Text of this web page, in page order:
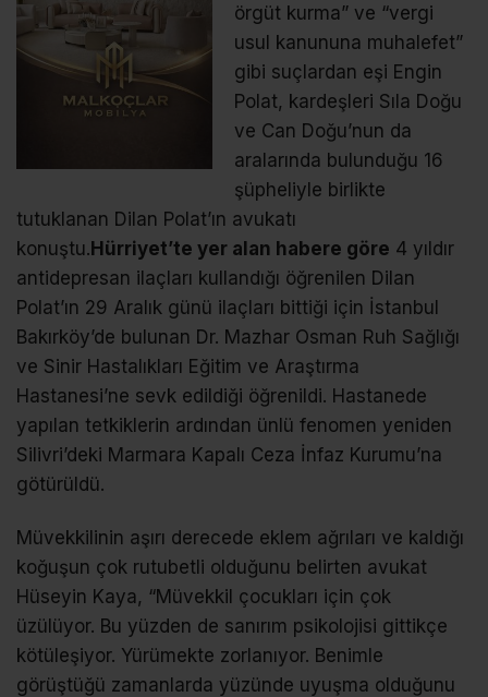
örgüt kurma” ve “vergi
usul kanununa muhalefet”
gibi suçlardan eşi Engin
Polat, kardeşleri Sıla Doğu
ve Can Doğu’nun da
aralarında bulunduğu 16
şüpheliyle birlikte
tutuklanan Dilan Polat’ın avukatı
konuştu.Hürriyet’te yer alan habere göre 4 yıldır
antidepresan ilaçları kullandığı öğrenilen Dilan
Polat’ın 29 Aralık günü ilaçları bittiği için İstanbul
Bakırköy’de bulunan Dr. Mazhar Osman Ruh Sağlığı
ve Sinir Hastalıkları Eğitim ve Araştırma
Hastanesi’ne sevk edildiği öğrenildi. Hastanede
yapılan tetkiklerin ardından ünlü fenomen yeniden
Silivri’deki Marmara Kapalı Ceza İnfaz Kurumu’na
götürüldü.
Müvekkilinin aşırı derecede eklem ağrıları ve kaldığı
koğuşun çok rutubetli olduğunu belirten avukat
Hüseyin Kaya, “Müvekkil çocukları için çok
üzülüyor. Bu yüzden de sanırım psikolojisi gittikçe
kötüleşiyor. Yürümekte zorlanıyor. Benimle
görüştüğü zamanlarda yüzünde uyuşma olduğunu